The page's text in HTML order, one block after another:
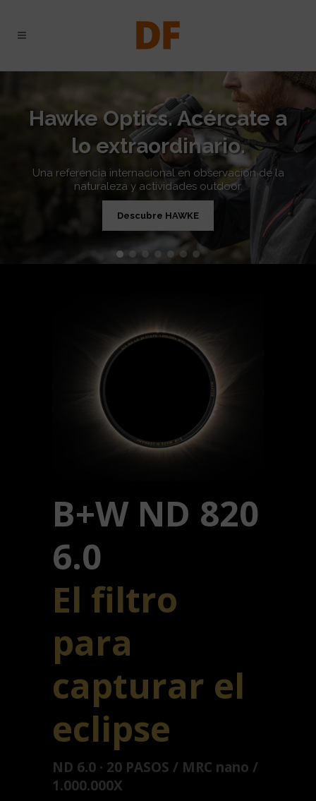
Hawke Optics. Acércate a
lo extraordinario.
Una referencia internacional en observación de la
naturaleza y actividades outdoor.
Descubre HAWKE
B+W ND 820
6.0
El filtro
para
capturar el
eclipse
ND 6.0 · 20 PASOS / MRC nano /
1.000.000X